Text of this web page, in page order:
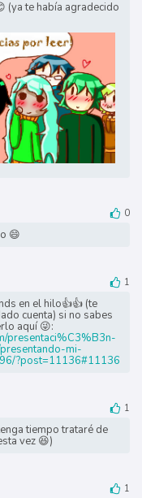
(ya te había agradecido
0
😄
1
en el hilo👍👍 (te
cuenta) si no sabes
aquí 😜:
presentaci%C3%B3n-
mi-
?post=11136#11136
1
tiempo trataré de
vez 😆)
1